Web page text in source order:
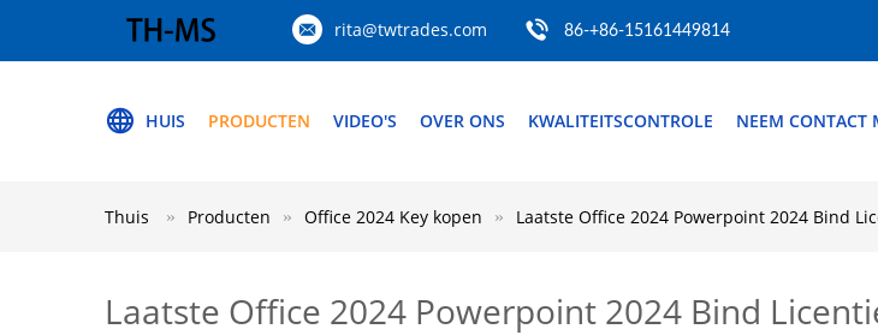
rita@twtrades.com 86-+86-15161449814
HUIS PRODUCTEN VIDEO'S OVER ONS KWALITEITSCONTROLE NEEM CONTACT
Thuis Producten Office 2024 Key kopen Laatste Office 2024 Powerpoint 2024 Bind
Laatste Office 2024 Powerpoint 2024 Bind